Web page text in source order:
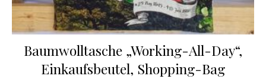
Baumwolltasche „Working-All-Day“,
Einkaufsbeutel, Shopping-Bag